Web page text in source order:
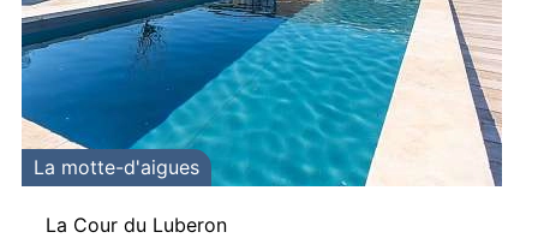
La motte-d'aigues
La Cour du Luberon